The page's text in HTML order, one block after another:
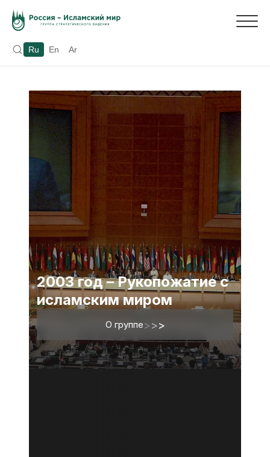
Ru En Ar
2003 год – Рукопожатие с
исламским миром
О группе>>>